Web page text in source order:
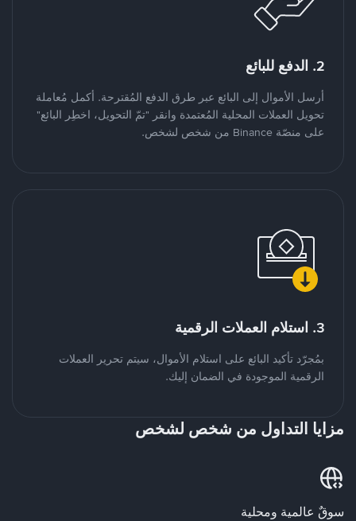
2. الدفع للبائع
أرسل الأموال إلى البائع عبر طرق الدفع المُقترحة. أكمل مُعاملة
تحويل العملات المحلية المُعتمدة وانقر "تمّ التحويل، اخطِر البائع"
على منصّة Binance من شخص لشخص.
3. استلام العملات الرقمية
بمُجرّد تأكيد البائع على استلام الأموال، سيتم تحرير العملات
الرقمية الموجودة في الضمان إليك.
مزايا التداول من شخص لشخص
سوقٌ عالمية ومحلية